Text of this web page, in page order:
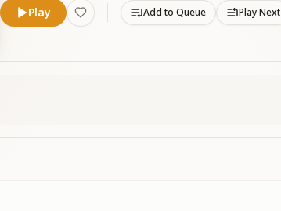
Play Add to Queue Play Next